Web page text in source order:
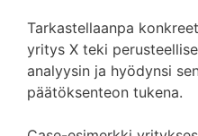
Tarkastellaanpa
yritys X teki
analyysin ja hyödynsi
päätöksenteon tukena.